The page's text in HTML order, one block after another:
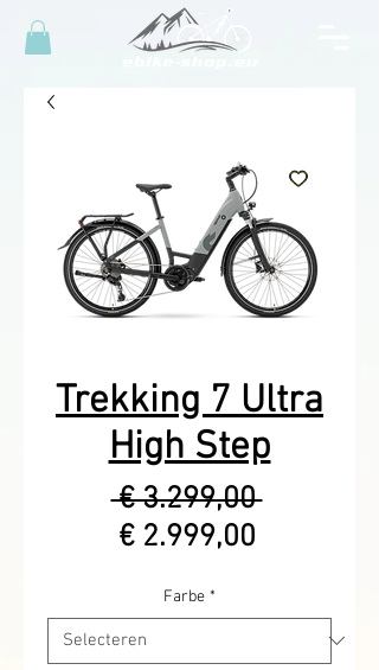
Trekking 7 Ultra
High Step
€ 3.299,00 Normale
€ 2.999,00
Farbe *